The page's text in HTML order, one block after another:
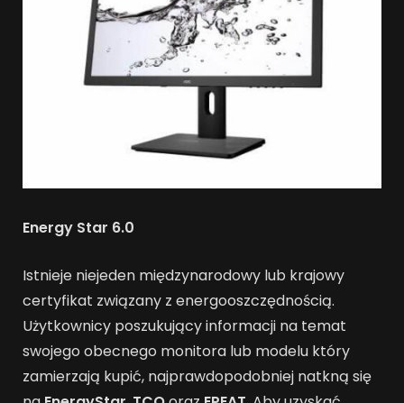
Energy Star 6.0
Istnieje niejeden międzynarodowy lub krajowy
certyfikat związany z energooszczędnością.
Użytkownicy poszukujący informacji na temat
swojego obecnego monitora lub modelu który
zamierzają kupić, najprawdopodobniej natkną się